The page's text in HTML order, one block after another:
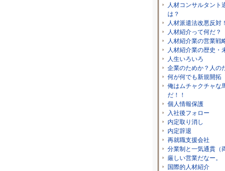
人材コンサルタント
は？
人材派遣法改悪反対
人材紹介って何だ？
人材紹介業の営業戦
人材紹介業の歴史・
人生いろいろ
企業のためか？人の
何が何でも新規開拓
俺はムチャクチャな
だ！！
個人情報保護
入社後フォロー
内定取り消し
内定辞退
再就職支援会社
分業制と一気通貫（
厳しい営業だなー。
国際的人材紹介